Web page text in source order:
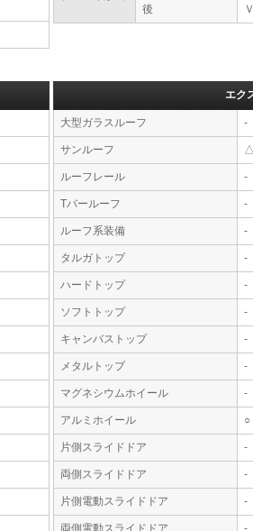
後
エク
大型ガラスルーフ -
サンルーフ
ルーフレール -
Tバールーフ -
ルーフ系装備 -
タルガトップ -
ハードトップ -
ソフトトップ -
キャンバストップ -
メタルトップ -
マグネシウムホイール -
アルミホイール ○
片側スライドドア -
両側スライドドア -
片側電動スライドドア -
両側電動スライドドア -